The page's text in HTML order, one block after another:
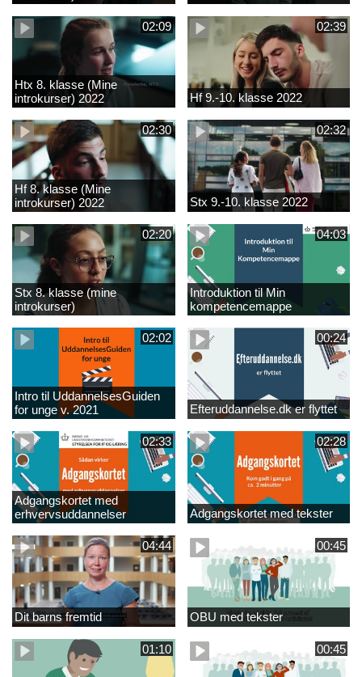
02:09
Htx 8. klasse (Mine
introkurser) 2022
02:39
Hf 9.-10. klasse 2022
02:30
Hf 8. klasse (Mine
introkurser) 2022
02:32
Stx 9.-10. klasse 2022
02:20
Stx 8. klasse (mine
introkurser)
04:03
Introduktion til Min
kompetencemappe
02:02
Intro til UddannelsesGuiden
for unge v. 2021
00:24
Efteruddannelse.dk er flyttet
02:33
Adgangskortet med
erhvervsuddannelser
02:28
Adgangskortet med tekster
04:44
Dit barns fremtid
00:45
OBU med tekster
01:10 00:45